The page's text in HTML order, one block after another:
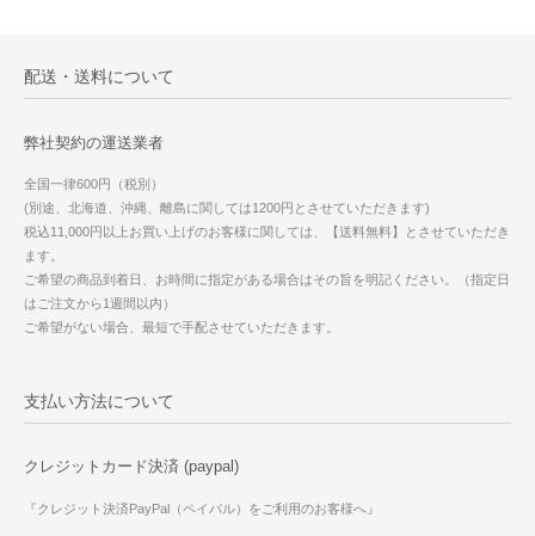
配送・送料について
弊社契約の運送業者
全国一律600円（税別）
(別途、北海道、沖縄、離島に関しては1200円とさせていただきます)
税込11,000円以上お買い上げのお客様に関しては、【送料無料】とさせていただき
ます。
ご希望の商品到着日、お時間に指定がある場合はその旨を明記ください。（指定日
はご注文から1週間以内）
ご希望がない場合、最短で手配させていただきます。
支払い方法について
クレジットカード決済 (paypal)
『クレジット決済PayPal（ペイパル）をご利用のお客様へ』